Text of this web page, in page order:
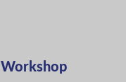
Workshop